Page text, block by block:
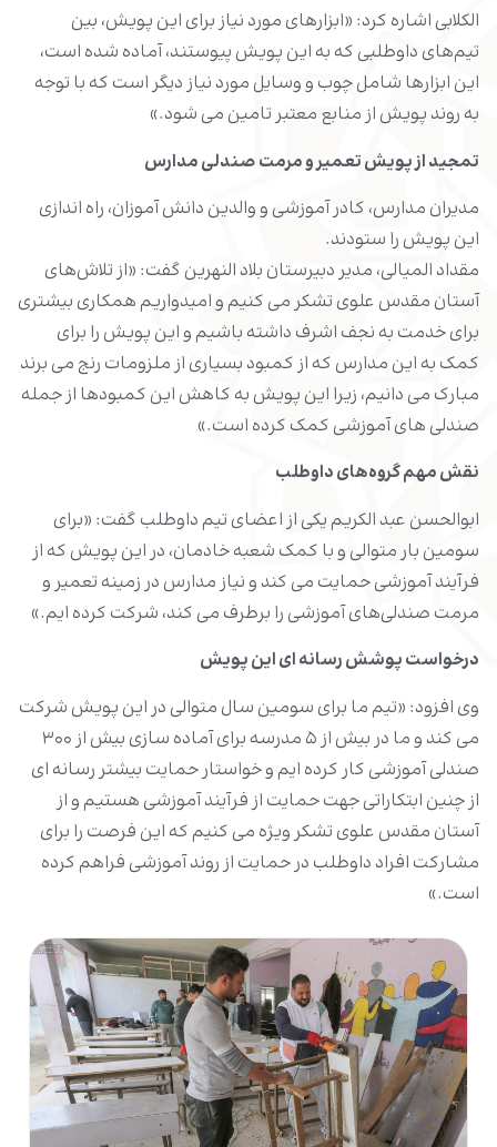
الکلابی اشاره کرد: «ابزارهای مورد نیاز برای این پویش، بین
تیم‌های داوطلبی که به این پویش پیوستند، آماده شده است،
این ابزارها شامل چوب و وسایل مورد نیاز دیگر است که با توجه
به روند پویش از منابع معتبر تامین می شود.»
تمجید از پویش تعمیر و مرمت صندلی مدارس
مدیران مدارس، کادر آموزشی و والدین دانش آموزان، راه اندازی
این پویش را ستودند.
مقداد المیالی، مدیر دبیرستان بلاد النهرین گفت: «از تلاش‌های
آستان مقدس علوی تشکر می کنیم و امیدواریم همکاری بیشتری
برای خدمت به نجف اشرف داشته باشیم و این پویش را برای
کمک به این مدارس که از کمبود بسیاری از ملزومات رنج می برند
مبارک می دانیم، زیرا این پویش به کاهش این کمبودها از جمله
صندلی های آموزشی کمک کرده است.»
نقش مهم گروه‌های داوطلب
ابوالحسن عبد الکریم یکی از اعضای تیم داوطلب گفت: «برای
سومین بار متوالی و با کمک شعبه خادمان، در این پویش که از
فرآیند آموزشی حمایت می کند و نیاز مدارس در زمینه تعمیر و
مرمت صندلی‌های آموزشی را برطرف می کند، شرکت کرده ایم.»
درخواست پوشش رسانه ای این پویش
وی افزود: «تیم ما برای سومین سال متوالی در این پویش شرکت
می کند و ما در بیش از ۵ مدرسه برای آماده سازی بیش از ۳۰۰
صندلی آموزشی کار کرده ایم و خواستار حمایت بیشتر رسانه ای
از چنین ابتکاراتی جهت حمایت از فرآیند آموزشی هستیم و از
آستان مقدس علوی تشکر ویژه می کنیم که این فرصت را برای
مشارکت افراد داوطلب در حمایت از روند آموزشی فراهم کرده
است.»